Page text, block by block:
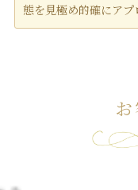
態を見極め的確にア